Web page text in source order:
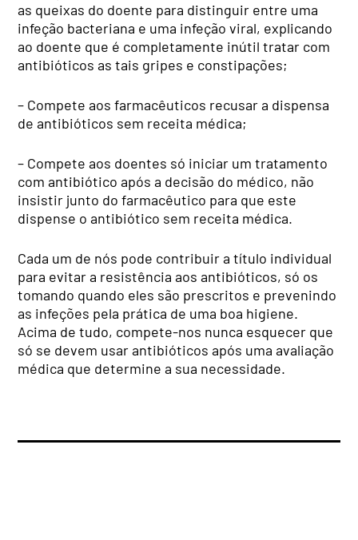
as queixas do doente para distinguir entre uma
infeção bacteriana e uma infeção viral, explicando
ao doente que é completamente inútil tratar com
antibióticos as tais gripes e constipações;
– Compete aos farmacêuticos recusar a dispensa
de antibióticos sem receita médica;
– Compete aos doentes só iniciar um tratamento
com antibiótico após a decisão do médico, não
insistir junto do farmacêutico para que este
dispense o antibiótico sem receita médica.
Cada um de nós pode contribuir a título individual
para evitar a resistência aos antibióticos, só os
tomando quando eles são prescritos e prevenindo
as infeções pela prática de uma boa higiene.
Acima de tudo, compete-nos nunca esquecer que
só se devem usar antibióticos após uma avaliação
médica que determine a sua necessidade.